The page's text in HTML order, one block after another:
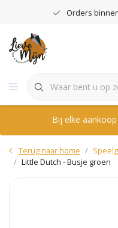
Orders
Bij elke
Terug naar home
Little Dutch - Busje groen